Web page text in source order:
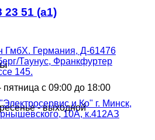
23 51 (a1)
пятница с 09:00 до 18:00
- выходной
ГмбХ. Германия, Д-61476
Таунус, Франкфуртер
145.
и Ко" г. Минск,
10А, к.412АЗ